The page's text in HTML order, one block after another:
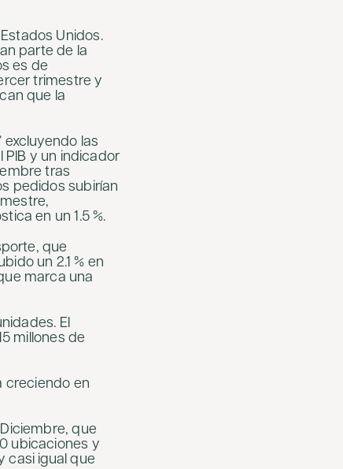
Unidos.
parte de la
es de
trimestre y
que la
las
PIB y un indicador
tras
pedidos subirían
en un 1.5 %.
que
un 2.1 % en
marca una
El
millones de
creciendo en
que
ubicaciones y
casi igual que